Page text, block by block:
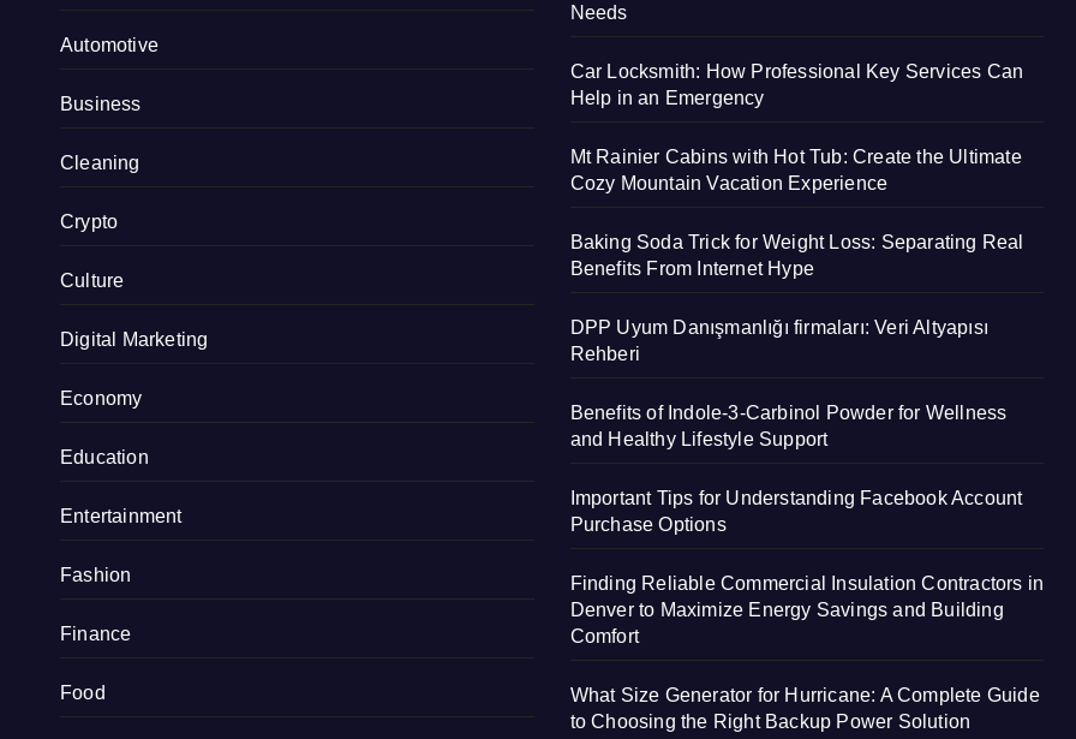
Automotive
Business
Cleaning
Crypto
Culture
Digital Marketing
Economy
Education
Entertainment
Fashion
Finance
Food
Needs
Car Locksmith: How Professional Key Services Can
Help in an Emergency
Mt Rainier Cabins with Hot Tub: Create the Ultimate
Cozy Mountain Vacation Experience
Baking Soda Trick for Weight Loss: Separating Real
Benefits From Internet Hype
DPP Uyum Danışmanlığı firmaları: Veri Altyapısı
Rehberi
Benefits of Indole-3-Carbinol Powder for Wellness
and Healthy Lifestyle Support
Important Tips for Understanding Facebook Account
Purchase Options
Finding Reliable Commercial Insulation Contractors in
Denver to Maximize Energy Savings and Building
Comfort
What Size Generator for Hurricane: A Complete Guide
to Choosing the Right Backup Power Solution